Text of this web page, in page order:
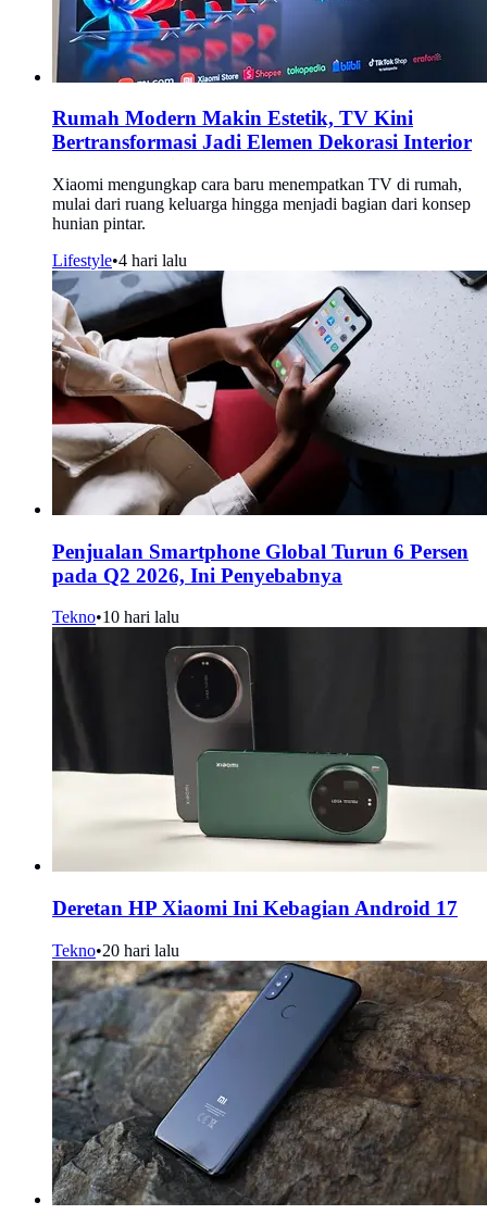
Rumah Modern Makin Estetik, TV Kini
Bertransformasi Jadi Elemen Dekorasi Interior
Xiaomi mengungkap cara baru menempatkan TV di rumah,
mulai dari ruang keluarga hingga menjadi bagian dari konsep
hunian pintar.
Lifestyle•4 hari lalu
Penjualan Smartphone Global Turun 6 Persen
pada Q2 2026, Ini Penyebabnya
Tekno•10 hari lalu
Deretan HP Xiaomi Ini Kebagian Android 17
Tekno•20 hari lalu